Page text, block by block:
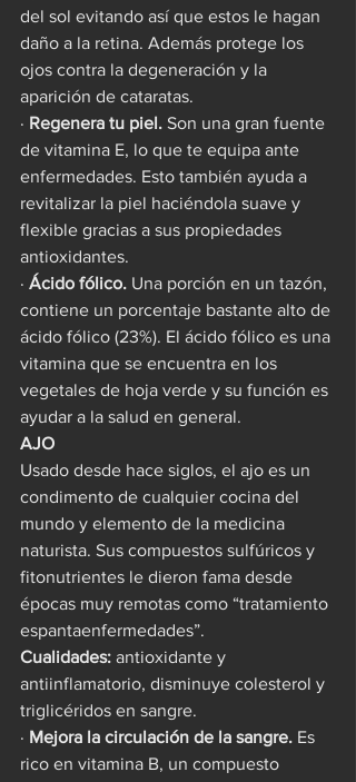
del sol evitando así que estos le hagan
daño a la retina. Además protege los
ojos contra la degeneración y la
aparición de cataratas.
· Regenera tu piel. Son una gran fuente
de vitamina E, lo que te equipa ante
enfermedades. Esto también ayuda a
revitalizar la piel haciéndola suave y
flexible gracias a sus propiedades
antioxidantes.
· Ácido fólico. Una porción en un tazón,
contiene un porcentaje bastante alto de
ácido fólico (23%). El ácido fólico es una
vitamina que se encuentra en los
vegetales de hoja verde y su función es
ayudar a la salud en general.
AJO
Usado desde hace siglos, el ajo es un
condimento de cualquier cocina del
mundo y elemento de la medicina
naturista. Sus compuestos sulfúricos y
fitonutrientes le dieron fama desde
épocas muy remotas como “tratamiento
espantaenfermedades”.
Cualidades: antioxidante y
antiinflamatorio, disminuye colesterol y
triglicéridos en sangre.
· Mejora la circulación de la sangre. Es
rico en vitamina B, un compuesto